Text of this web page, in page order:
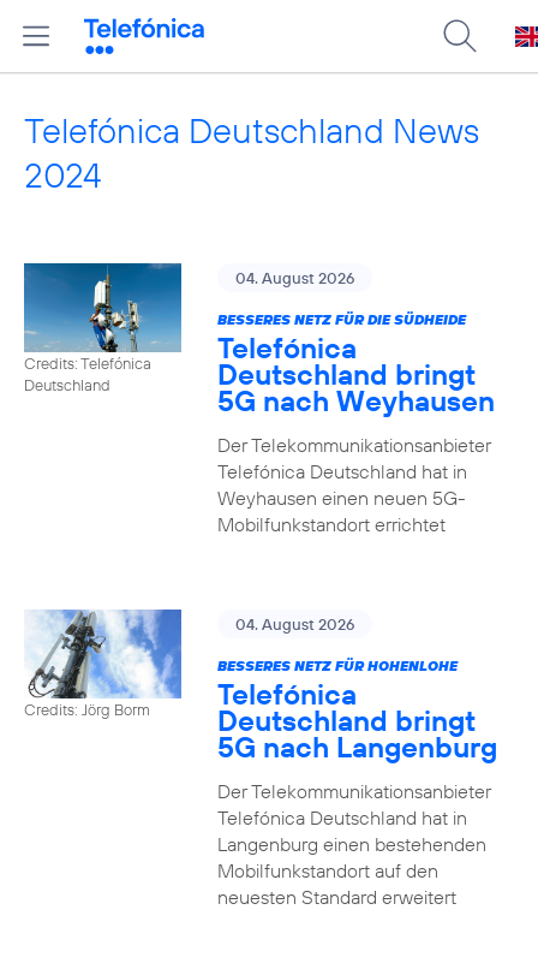
Telefónica Deutschland News
2024
Credits: Telefónica
Deutschland
04. August 2026
BESSERES NETZ FÜR DIE SÜDHEIDE
Telefónica
Deutschland bringt
5G nach Weyhausen
Der Telekommunikationsanbieter
Telefónica Deutschland hat in
Weyhausen einen neuen 5G-
Mobilfunkstandort errichtet
Credits: Jörg Borm
04. August 2026
BESSERES NETZ FÜR HOHENLOHE
Telefónica
Deutschland bringt
5G nach Langenburg
Der Telekommunikationsanbieter
Telefónica Deutschland hat in
Langenburg einen bestehenden
Mobilfunkstandort auf den
neuesten Standard erweitert